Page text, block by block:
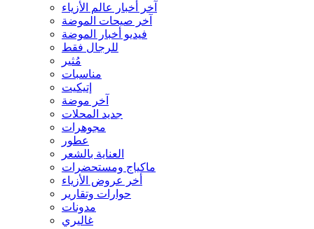
آخر أخبار عالم الأزياء
آخر صيحات الموضة
فيديو أخبار الموضة
للرجال فقط
مُثير
مناسبات
إتيكيت
آخر موضة
جديد المحلات
مجوهرات
عطور
العناية بالشعر
ماكياج ومستحضرات
أخر عروض الأزياء
حوارات وتقارير
مدونات
غاليري